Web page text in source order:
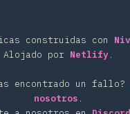
construidas con
Alojado por Netlify.
encontrado un fallo?
nosotros .